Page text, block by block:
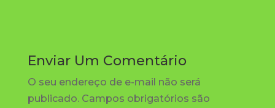
Enviar Um Comentário
O seu endereço de e-mail não será
publicado. Campos obrigatórios são